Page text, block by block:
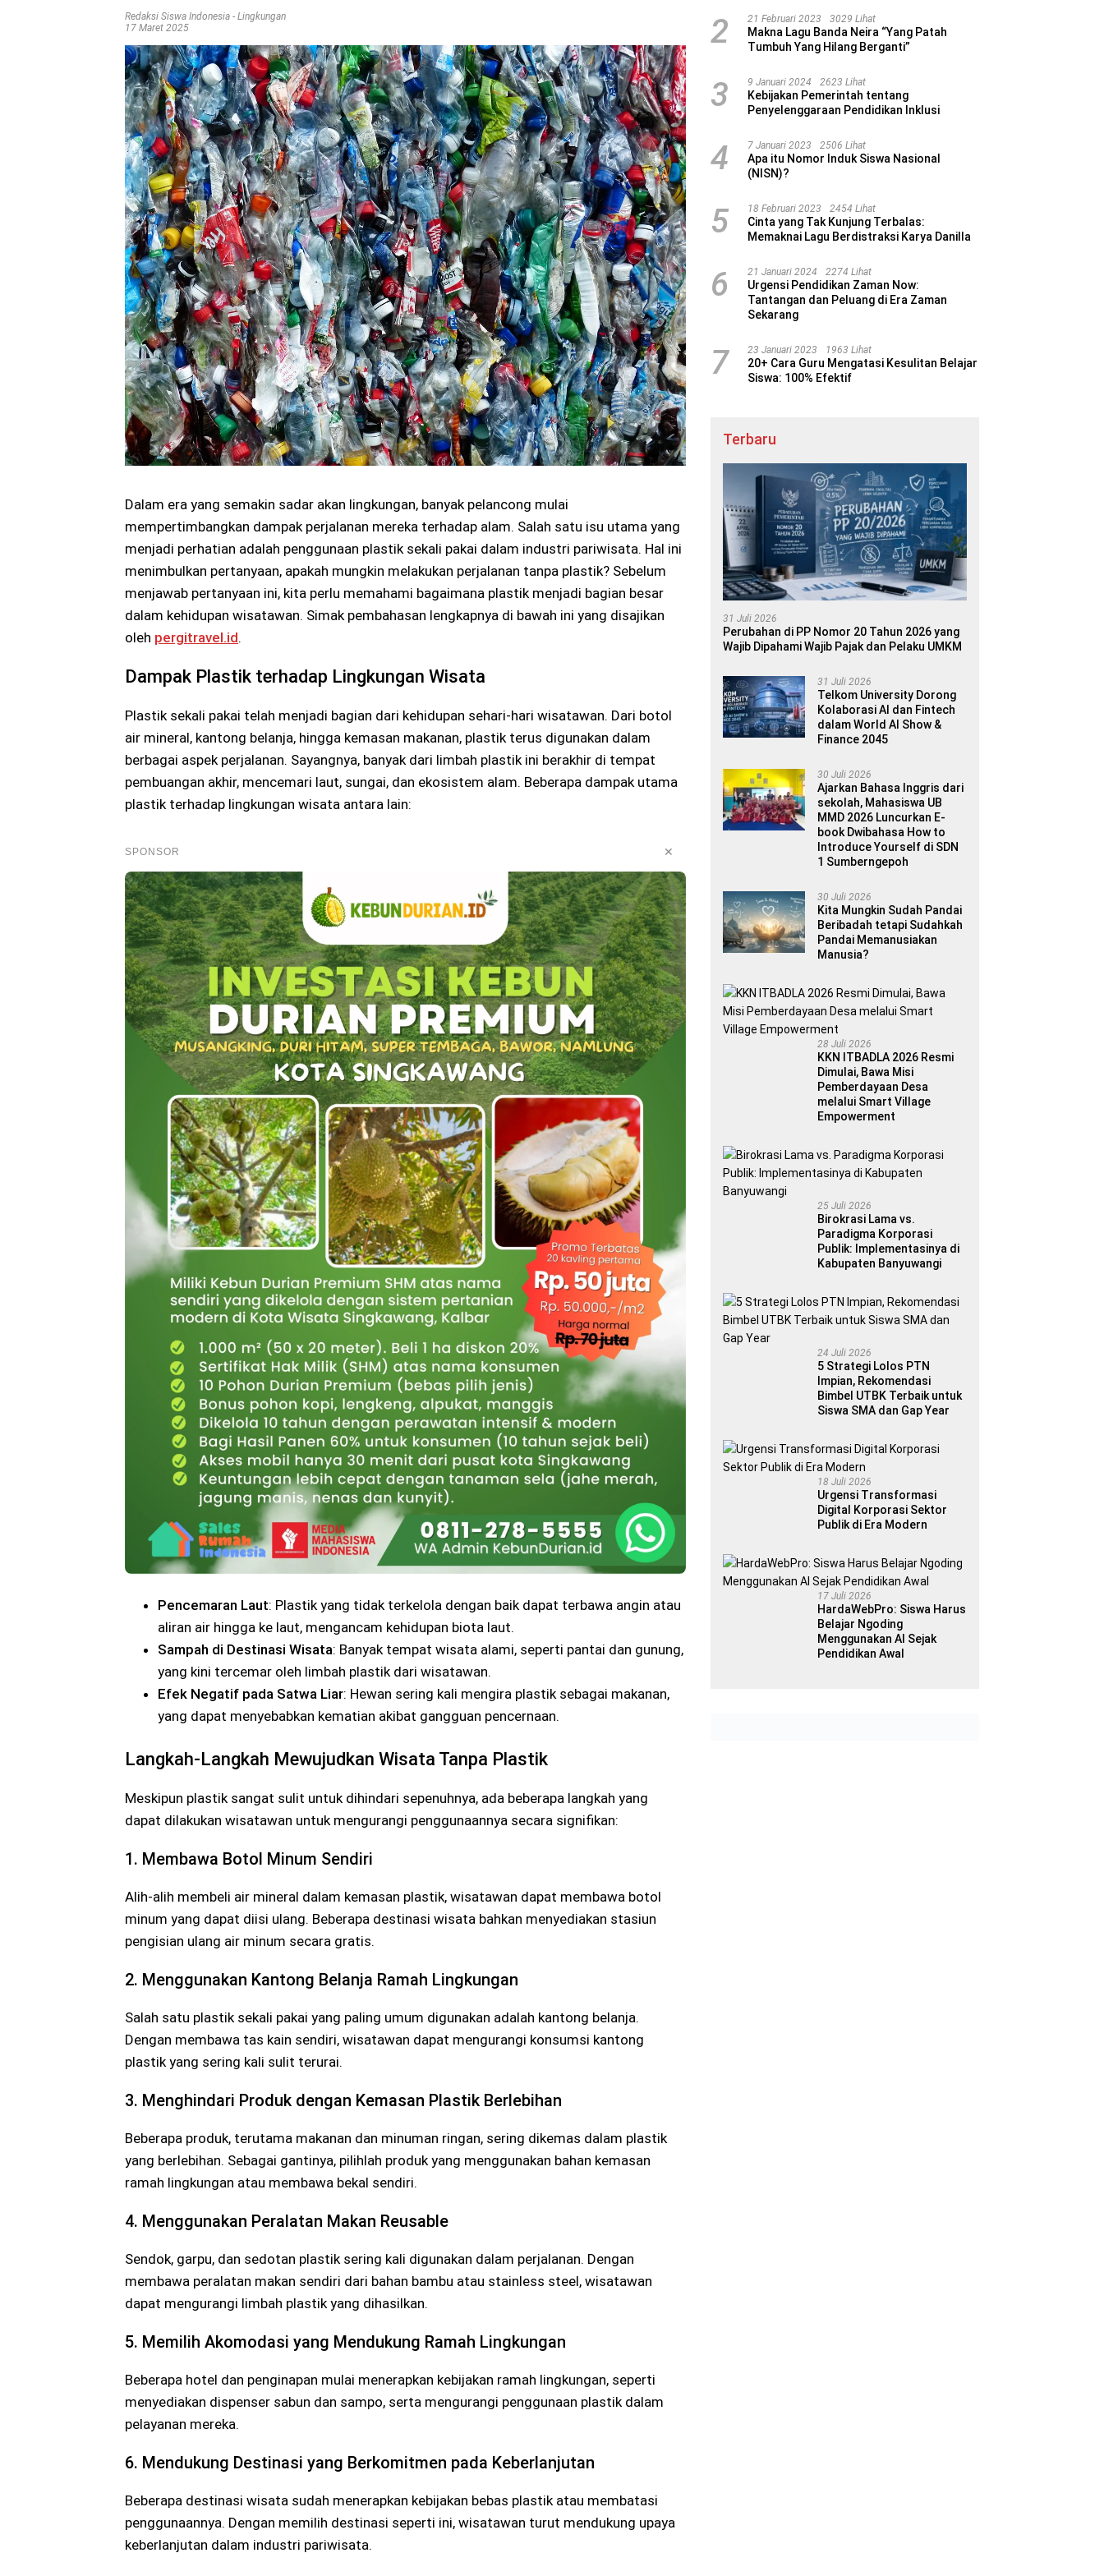
Redaksi Siswa Indonesia - Lingkungan
17 Maret 2025
Dalam era yang semakin sadar akan lingkungan, banyak pelancong mulai
mempertimbangkan dampak perjalanan mereka terhadap alam. Salah satu isu utama yang
menjadi perhatian adalah penggunaan plastik sekali pakai dalam industri pariwisata. Hal ini
menimbulkan pertanyaan, apakah mungkin melakukan perjalanan tanpa plastik? Sebelum
menjawab pertanyaan ini, kita perlu memahami bagaimana plastik menjadi bagian besar
dalam kehidupan wisatawan. Simak pembahasan lengkapnya di bawah ini yang disajikan
oleh pergitravel.id.
Dampak Plastik terhadap Lingkungan Wisata
Plastik sekali pakai telah menjadi bagian dari kehidupan sehari-hari wisatawan. Dari botol
air mineral, kantong belanja, hingga kemasan makanan, plastik terus digunakan dalam
berbagai aspek perjalanan. Sayangnya, banyak dari limbah plastik ini berakhir di tempat
pembuangan akhir, mencemari laut, sungai, dan ekosistem alam. Beberapa dampak utama
plastik terhadap lingkungan wisata antara lain:
SPONSOR ✕
Pencemaran Laut: Plastik yang tidak terkelola dengan baik dapat terbawa angin atau
aliran air hingga ke laut, mengancam kehidupan biota laut.
Sampah di Destinasi Wisata: Banyak tempat wisata alami, seperti pantai dan gunung,
yang kini tercemar oleh limbah plastik dari wisatawan.
Efek Negatif pada Satwa Liar: Hewan sering kali mengira plastik sebagai makanan,
yang dapat menyebabkan kematian akibat gangguan pencernaan.
Langkah-Langkah Mewujudkan Wisata Tanpa Plastik
Meskipun plastik sangat sulit untuk dihindari sepenuhnya, ada beberapa langkah yang
dapat dilakukan wisatawan untuk mengurangi penggunaannya secara signifikan:
1. Membawa Botol Minum Sendiri
Alih-alih membeli air mineral dalam kemasan plastik, wisatawan dapat membawa botol
minum yang dapat diisi ulang. Beberapa destinasi wisata bahkan menyediakan stasiun
pengisian ulang air minum secara gratis.
2. Menggunakan Kantong Belanja Ramah Lingkungan
Salah satu plastik sekali pakai yang paling umum digunakan adalah kantong belanja.
Dengan membawa tas kain sendiri, wisatawan dapat mengurangi konsumsi kantong
plastik yang sering kali sulit terurai.
3. Menghindari Produk dengan Kemasan Plastik Berlebihan
Beberapa produk, terutama makanan dan minuman ringan, sering dikemas dalam plastik
yang berlebihan. Sebagai gantinya, pilihlah produk yang menggunakan bahan kemasan
ramah lingkungan atau membawa bekal sendiri.
4. Menggunakan Peralatan Makan Reusable
Sendok, garpu, dan sedotan plastik sering kali digunakan dalam perjalanan. Dengan
membawa peralatan makan sendiri dari bahan bambu atau stainless steel, wisatawan
dapat mengurangi limbah plastik yang dihasilkan.
5. Memilih Akomodasi yang Mendukung Ramah Lingkungan
Beberapa hotel dan penginapan mulai menerapkan kebijakan ramah lingkungan, seperti
menyediakan dispenser sabun dan sampo, serta mengurangi penggunaan plastik dalam
pelayanan mereka.
6. Mendukung Destinasi yang Berkomitmen pada Keberlanjutan
Beberapa destinasi wisata sudah menerapkan kebijakan bebas plastik atau membatasi
penggunaannya. Dengan memilih destinasi seperti ini, wisatawan turut mendukung upaya
keberlanjutan dalam industri pariwisata.
2 21 Februari 2023 3029 Lihat
Makna Lagu Banda Neira “Yang Patah
Tumbuh Yang Hilang Berganti”
3 9 Januari 2024 2623 Lihat
Kebijakan Pemerintah tentang
Penyelenggaraan Pendidikan Inklusi
4 7 Januari 2023 2506 Lihat
Apa itu Nomor Induk Siswa Nasional
(NISN)?
5 18 Februari 2023 2454 Lihat
Cinta yang Tak Kunjung Terbalas:
Memaknai Lagu Berdistraksi Karya Danilla
6 21 Januari 2024 2274 Lihat
Urgensi Pendidikan Zaman Now:
Tantangan dan Peluang di Era Zaman
Sekarang
7 23 Januari 2023 1963 Lihat
20+ Cara Guru Mengatasi Kesulitan Belajar
Siswa: 100% Efektif
Terbaru
31 Juli 2026
Perubahan di PP Nomor 20 Tahun 2026 yang
Wajib Dipahami Wajib Pajak dan Pelaku UMKM
31 Juli 2026
Telkom University Dorong
Kolaborasi AI dan Fintech
dalam World AI Show &
Finance 2045
30 Juli 2026
Ajarkan Bahasa Inggris dari
sekolah, Mahasiswa UB
MMD 2026 Luncurkan E-
book Dwibahasa How to
Introduce Yourself di SDN
1 Sumberngepoh
30 Juli 2026
Kita Mungkin Sudah Pandai
Beribadah tetapi Sudahkah
Pandai Memanusiakan
Manusia?
28 Juli 2026
KKN ITBADLA 2026 Resmi
Dimulai, Bawa Misi
Pemberdayaan Desa
melalui Smart Village
Empowerment
25 Juli 2026
Birokrasi Lama vs.
Paradigma Korporasi
Publik: Implementasinya di
Kabupaten Banyuwangi
24 Juli 2026
5 Strategi Lolos PTN
Impian, Rekomendasi
Bimbel UTBK Terbaik untuk
Siswa SMA dan Gap Year
18 Juli 2026
Urgensi Transformasi
Digital Korporasi Sektor
Publik di Era Modern
17 Juli 2026
HardaWebPro: Siswa Harus
Belajar Ngoding
Menggunakan AI Sejak
Pendidikan Awal